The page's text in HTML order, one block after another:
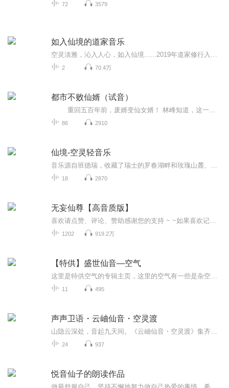
72 3579
如入仙境的道家音乐
2 70.4万
都市不败仙婿（试音）
86 2910
仙境-空灵轻音乐
18 2870
无妄仙尊【高音质版】
1202 919.2万
【特供】盛世仙音—空气
11 495
声声卫语・云岫仙音・空灵渡
24 937
悦音仙子的朗读作品